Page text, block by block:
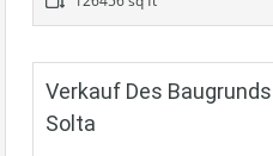
Verkauf Des
Solta